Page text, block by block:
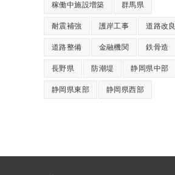
稼働中施設増築 群馬県
耐震補強 護岸工事 道路改良
道路整備 金融機関 鉄骨造
長野県 防潮堤 静岡県中部
静岡県東部 静岡県西部